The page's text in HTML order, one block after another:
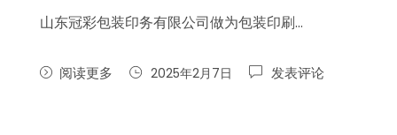
山东冠彩包装印务有限公司做为包装印刷…
阅读更多 2025年2月7日 发表评论